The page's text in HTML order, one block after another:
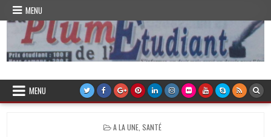
Skip
content
MENU
Plume de l'Etudiant
MENU
POSTED
A LA UNE SANTÉ